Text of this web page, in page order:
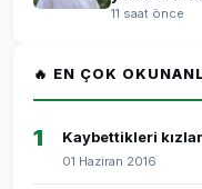
11 saat önce
🔥 EN ÇOK
1 Kaybettikleri
01 Haziran 2016